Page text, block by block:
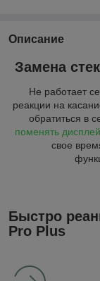
Описание
Замена
Не работает
реакции на
обратиться в
поменять
свое
Быстро
Pro Plus